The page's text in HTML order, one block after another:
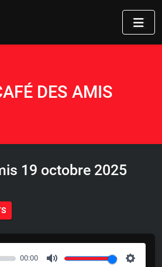
DES AMIS
19 octobre 2025
00:00